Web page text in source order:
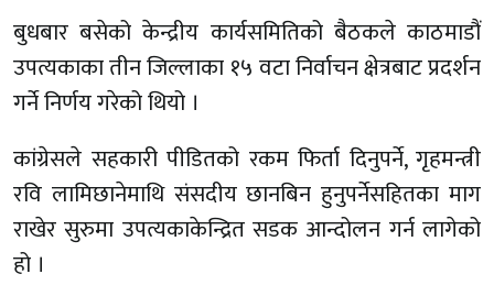
बुधबार बसेको केन्द्रीय कार्यसमितिको बैठकले काठमाडौं
उपत्यकाका तीन जिल्लाका १५ वटा निर्वाचन क्षेत्रबाट प्रदर्शन
गर्ने निर्णय गरेको थियो ।
कांग्रेसले सहकारी पीडितको रकम फिर्ता दिनुपर्ने, गृहमन्त्री
रवि लामिछानेमाथि संसदीय छानबिन हुनुपर्नेसहितका माग
राखेर सुरुमा उपत्यकाकेन्द्रित सडक आन्दोलन गर्न लागेको
हो ।